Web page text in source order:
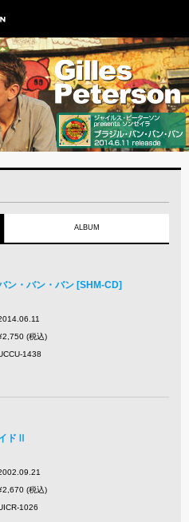
ALBUM
ン・バン・バン [SHM-CD]
(税込)
1438
ドⅡ
(税込)
1026